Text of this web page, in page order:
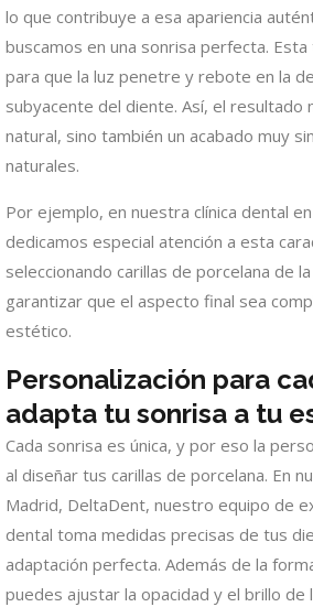
lo que contribuye a esa apariencia
buscamos en una sonrisa perfecta.
para que la luz penetre y rebote en la
subyacente del diente. Así, el resultado
natural, sino también un acabado muy
naturales.
Por ejemplo, en nuestra clínica dental
dedicamos especial atención a esta
seleccionando carillas de porcelana de
garantizar que el aspecto final sea
estético.
Personalización para
adapta tu sonrisa a tu
Cada sonrisa es única, y por eso la
al diseñar tus carillas de porcelana. En
Madrid, DeltaDent, nuestro equipo de
dental toma medidas precisas de tus
adaptación perfecta. Además de la
puedes ajustar la opacidad y el brillo de